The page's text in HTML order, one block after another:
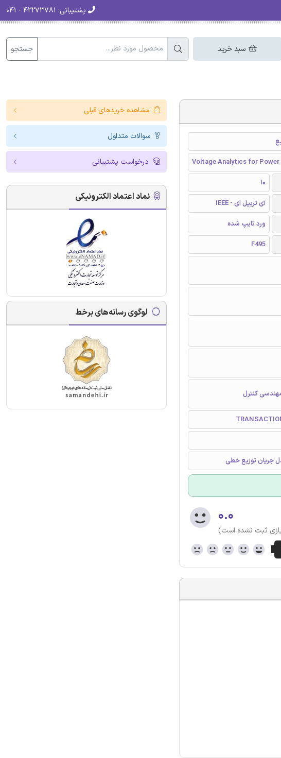
پشتیبانی:
سبد خرید جستجو
Voltage Analytics for
10
آی تریپل ای - IEEE
ورد تایپ شده
F495
کنترل
جریان توزیع خطی
۰.۰
ثبت نشده است)
مشاهده خریدهای قبلی
سوالات متداول
درخواست پشتیبانی
نماد اعتماد الکترونیکی
لوگوی رسانه‌های برخط